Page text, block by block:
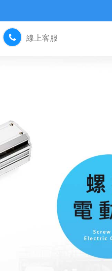
線上客服